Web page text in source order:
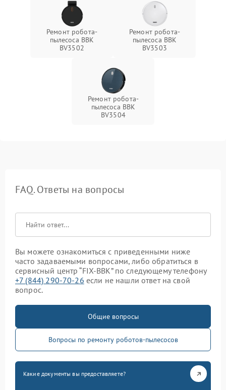
Ремонт робота-
пылесоса BBK
BV3502
Ремонт робота-
пылесоса BBK
BV3503
Ремонт робота-
пылесоса BBK
BV3504
FAQ. Ответы на вопросы
Вы можете ознакомиться с приведенными ниже
часто задаваемыми вопросами, либо обратиться в
сервисный центр “FIX-BBK” по следующему телефону
+7 (844) 290-70-26 если не нашли ответ на свой
вопрос.
Общие вопросы
Вопросы по ремонту роботов-пылесосов
Какие документы вы предоставляете?